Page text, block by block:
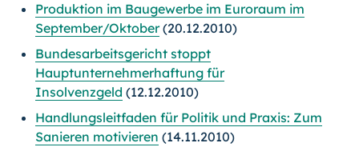
Produktion im Baugewerbe im Euroraum im
September/Oktober(20.12.2010)
Bundesarbeitsgericht stoppt
Hauptunternehmerhaftung für
Insolvenzgeld (12.12.2010)
Handlungsleitfaden für Politik und Praxis: Zum
Sanieren motivieren (14.11.2010)